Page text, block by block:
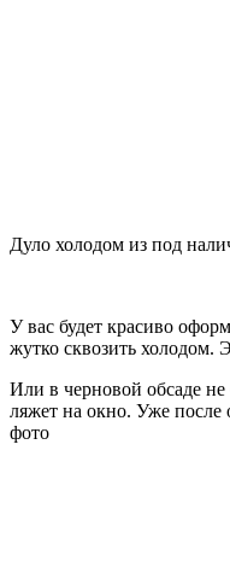
Дуло холодом из под
У вас будет красиво
жутко сквозить холодом.
Или в черновой обсаде не
ляжет на окно. Уже
фото